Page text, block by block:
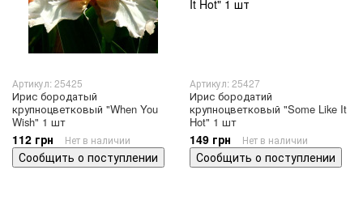
Артикул: 25425
Ирис бородатый
крупноцветковый "When You
Wish" 1 шт
112 грн Нет в наличии
Сообщить о поступлении
Артикул: 25427
Ирис бородатий
крупноцветковый "Some Like It
Hot" 1 шт
149 грн Нет в наличии
Сообщить о поступлении